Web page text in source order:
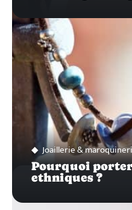
Joaillerie &
Pourquoi
ethniques ?